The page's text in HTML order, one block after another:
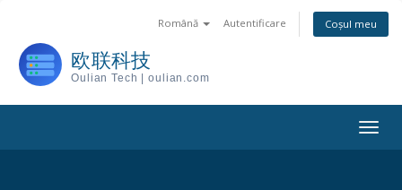
Română Autentificare Coșul meu
欧联科技
Oulian Tech | oulian.com